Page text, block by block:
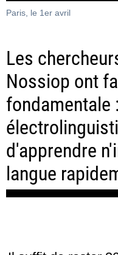
Paris, le 1er avril
Les
Nossiop ont
fondamentale
d'apprendre
langue